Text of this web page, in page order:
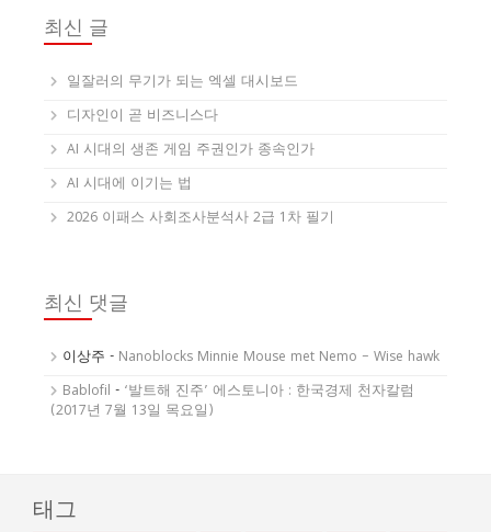
최신 글
일잘러의 무기가 되는 엑셀 대시보드
디자인이 곧 비즈니스다
AI 시대의 생존 게임 주권인가 종속인가
AI 시대에 이기는 법
2026 이패스 사회조사분석사 2급 1차 필기
최신 댓글
이상주 - Nanoblocks Minnie Mouse met Nemo – Wise hawk
Bablofil - ‘발트해 진주’ 에스토니아 : 한국경제 천자칼럼
(2017년 7월 13일 목요일)
태그